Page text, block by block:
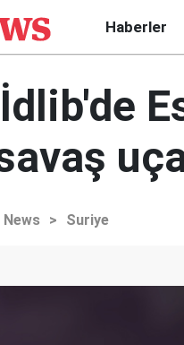
Haberler
News > Suriye